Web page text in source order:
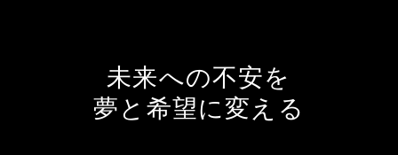
未来への不安を
夢と希望に変える